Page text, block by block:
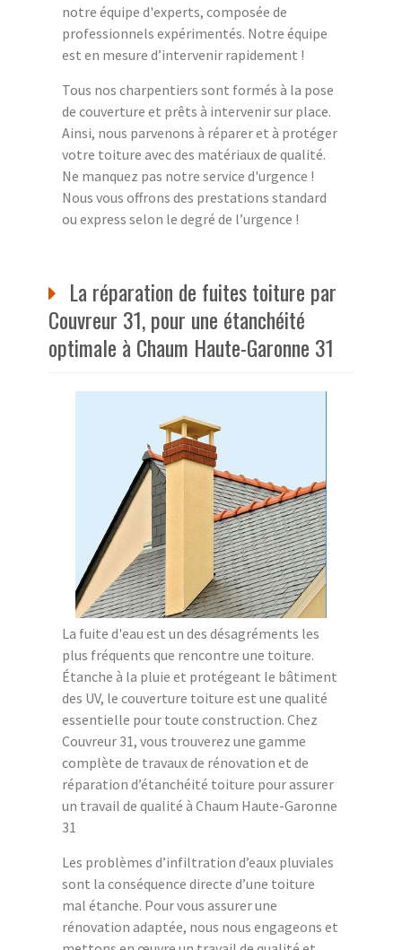
notre équipe d'experts, composée de
professionnels expérimentés. Notre équipe
est en mesure d’intervenir rapidement !
Tous nos charpentiers sont formés à la pose
de couverture et prêts à intervenir sur place.
Ainsi, nous parvenons à réparer et à protéger
votre toiture avec des matériaux de qualité.
Ne manquez pas notre service d'urgence !
Nous vous offrons des prestations standard
ou express selon le degré de l’urgence !
La réparation de fuites toiture par
Couvreur 31, pour une étanchéité
optimale à Chaum Haute-Garonne 31
La fuite d'eau est un des désagréments les
plus fréquents que rencontre une toiture.
Étanche à la pluie et protégeant le bâtiment
des UV, le couverture toiture est une qualité
essentielle pour toute construction. Chez
Couvreur 31, vous trouverez une gamme
complète de travaux de rénovation et de
réparation d’étanchéité toiture pour assurer
un travail de qualité à Chaum Haute-Garonne
31
Les problèmes d’infiltration d’eaux pluviales
sont la conséquence directe d’une toiture
mal étanche. Pour vous assurer une
rénovation adaptée, nous nous engageons et